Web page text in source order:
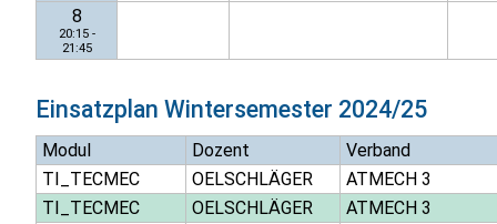
8
20:15 -
21:45
Einsatzplan Wintersemester 2024/25
Modul Dozent
Verband
TI_TECMEC
OELSCHLÄGER
ATMECH 3
TI_TECMEC
OELSCHLÄGER
ATMECH 3